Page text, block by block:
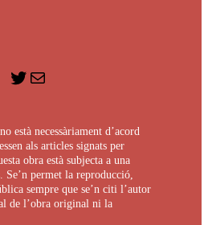
Twitter mailto:hola@carrer.cat
està necessàriament d’acord
als articles signats per
obra està subjecta a una
permet la reproducció,
sempre que se’n citi l’autor
de l’obra original ni la